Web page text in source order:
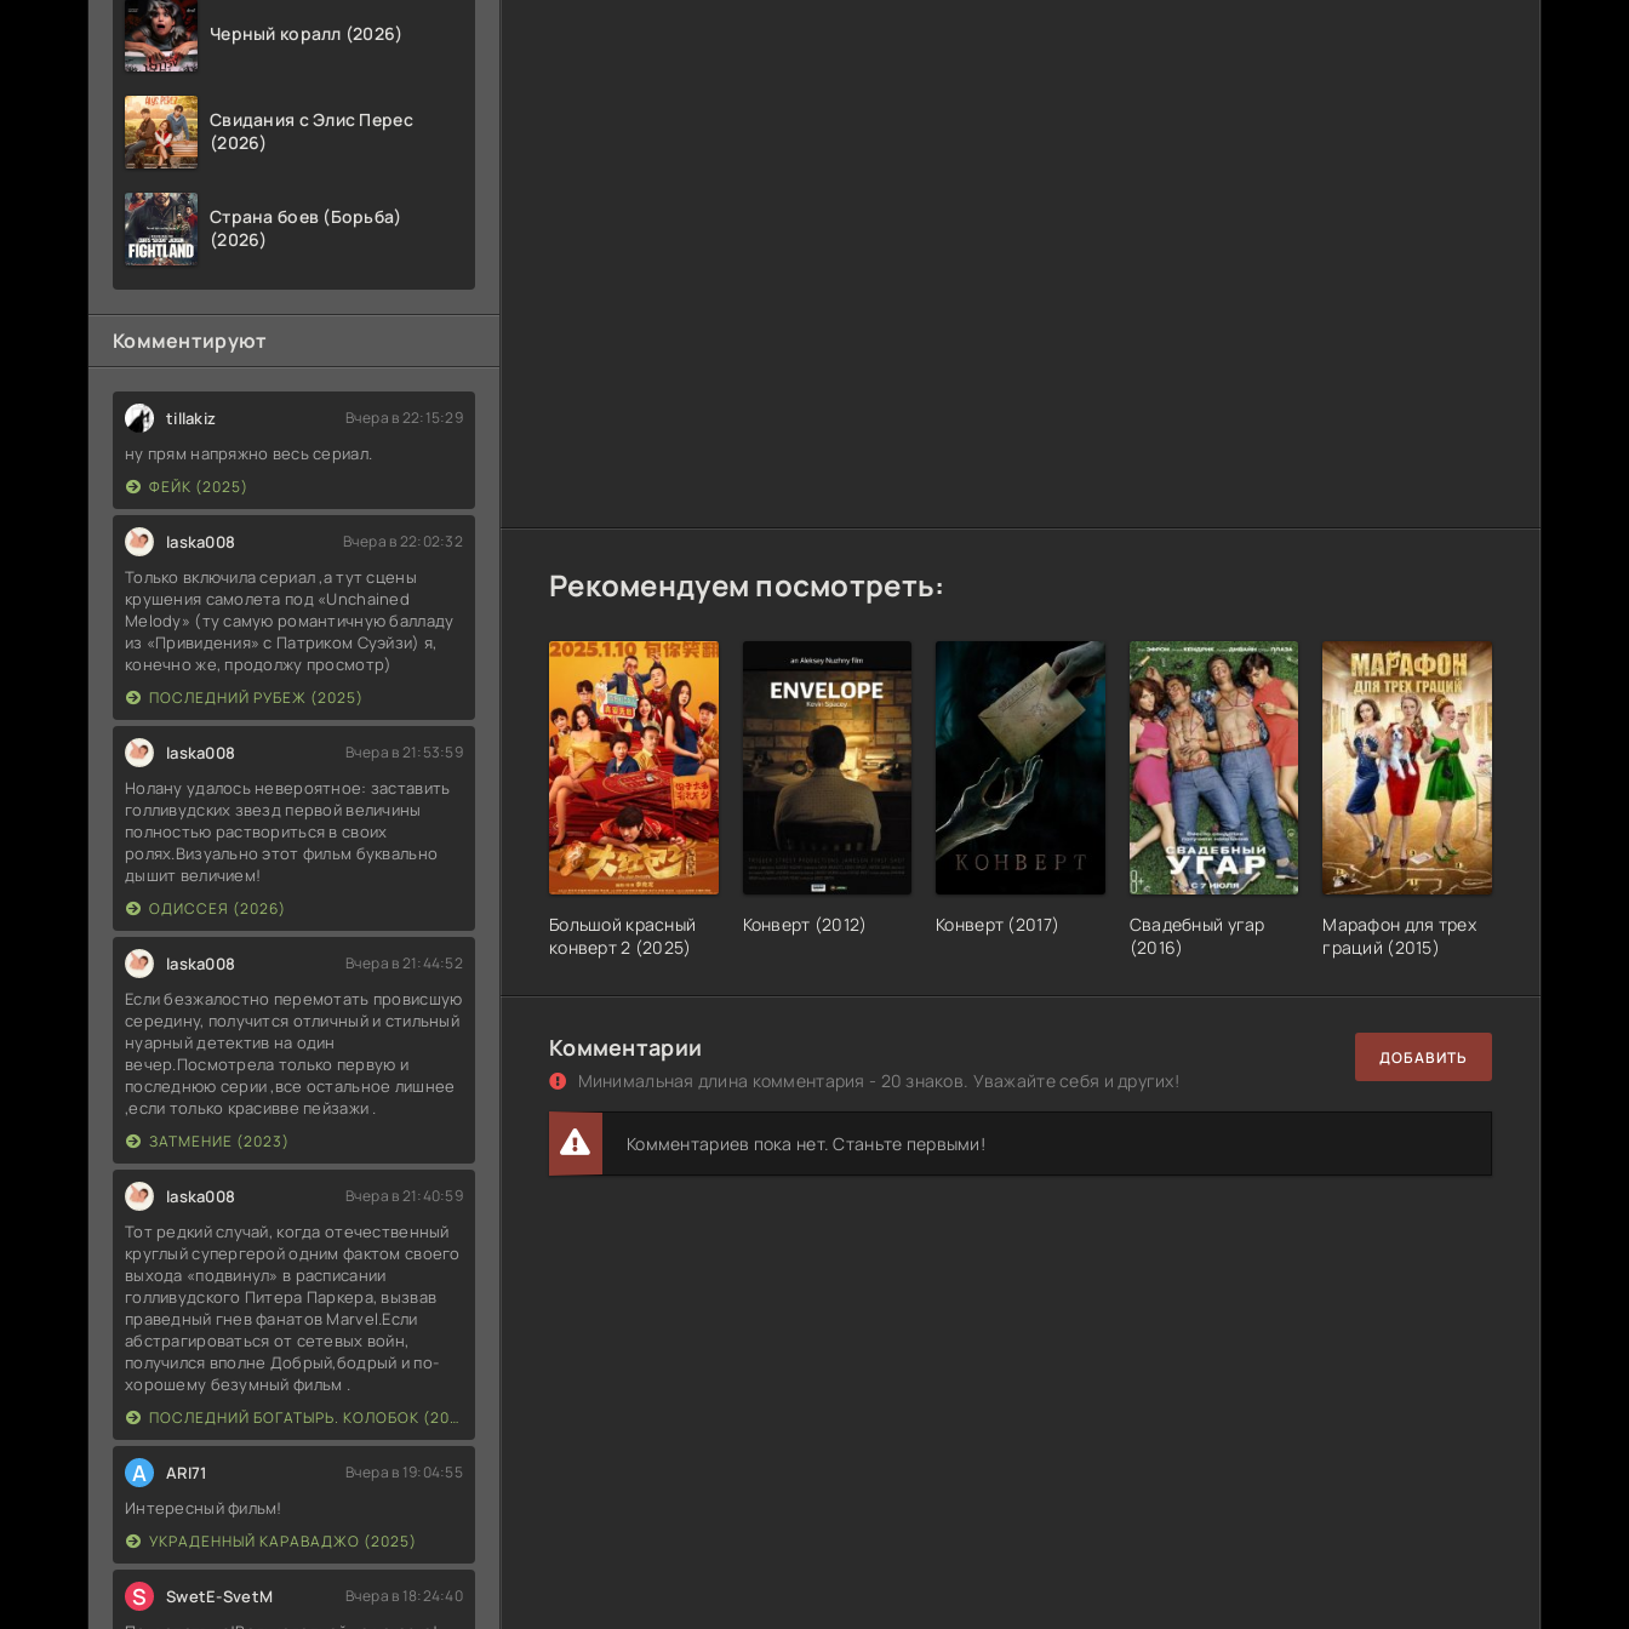
Черный коралл (2026)
Свидания с Элис Перес
(2026)
Страна боев (Борьба)
(2026)
Комментируют
tillakiz Вчера в 22:15:29
ну прям напряжно весь сериал.
ФЕЙК (2025)
laska008 Вчера в 22:02:32
Только включила сериал ,а тут сцены
крушения самолета под «Unchained
Melody» (ту самую романтичную балладу
из «Привидения» с Патриком Суэйзи) я,
конечно же, продолжу просмотр)
ПОСЛЕДНИЙ РУБЕЖ (2025)
laska008 Вчера в 21:53:59
Нолану удалось невероятное: заставить
голливудских звезд первой величины
полностью раствориться в своих
ролях.Визуально этот фильм буквально
дышит величием!
ОДИССЕЯ (2026)
laska008 Вчера в 21:44:52
Если безжалостно перемотать провисшую
середину, получится отличный и стильный
нуарный детектив на один
вечер.Посмотрела только первую и
последнюю серии ,все остальное лишнее
,если только красивве пейзажи .
ЗАТМЕНИЕ (2023)
laska008 Вчера в 21:40:59
Тот редкий случай, когда отечественный
круглый супергерой одним фактом своего
выхода «подвинул» в расписании
голливудского Питера Паркера, вызвав
праведный гнев фанатов Marvel.Если
абстрагироваться от сетевых войн,
получился вполне Добрый,бодрый и по-
хорошему безумный фильм .
ПОСЛЕДНИЙ БОГАТЫРЬ. КОЛОБОК (2026)
A ARI71 Вчера в 19:04:55
Интересный фильм!
УКРАДЕННЫЙ КАРАВАДЖО (2025)
S SwetE-SvetM Вчера в 18:24:40
Рекомендуем посмотреть:
Большой красный
конверт 2 (2025)
Конверт (2012) Конверт (2017)
Свадебный угар
(2016)
Марафон для трех
граций (2015)
Комментарии
Минимальная длина комментария - 20 знаков. Уважайте себя и других!
ДОБАВИТЬ
Комментариев пока нет. Станьте первыми!